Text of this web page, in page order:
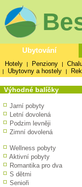
Ubytování
Hotely | Penziony |
| Ubytovny a hostely |
Výhodné balíčky
Jarní pobyty
Letní dovolená
Podzim levněji
Zimní dovolená
Wellness pobyty
Aktivní pobyty
Romantika pro dva
S dětmi
Senioři